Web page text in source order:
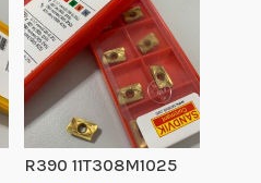
R390 11T308M1025